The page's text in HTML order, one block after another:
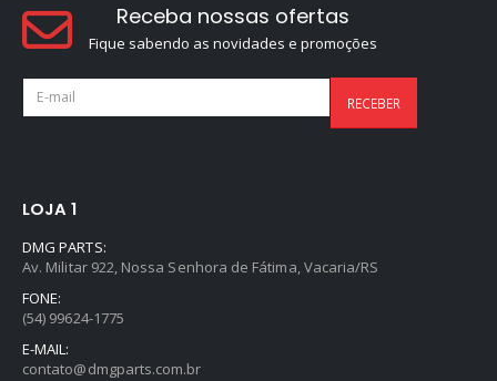
Receba nossas ofertas
Fique sabendo as novidades e promoções
LOJA 1
DMG PARTS:
Av. Militar 922, Nossa Senhora de Fátima, Vacaria/RS
FONE:
(54) 99624-1775
E-MAIL:
contato@dmgparts.com.br